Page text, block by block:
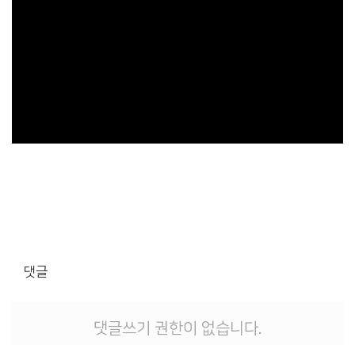
댓글
댓글쓰기 권한이 없습니다.